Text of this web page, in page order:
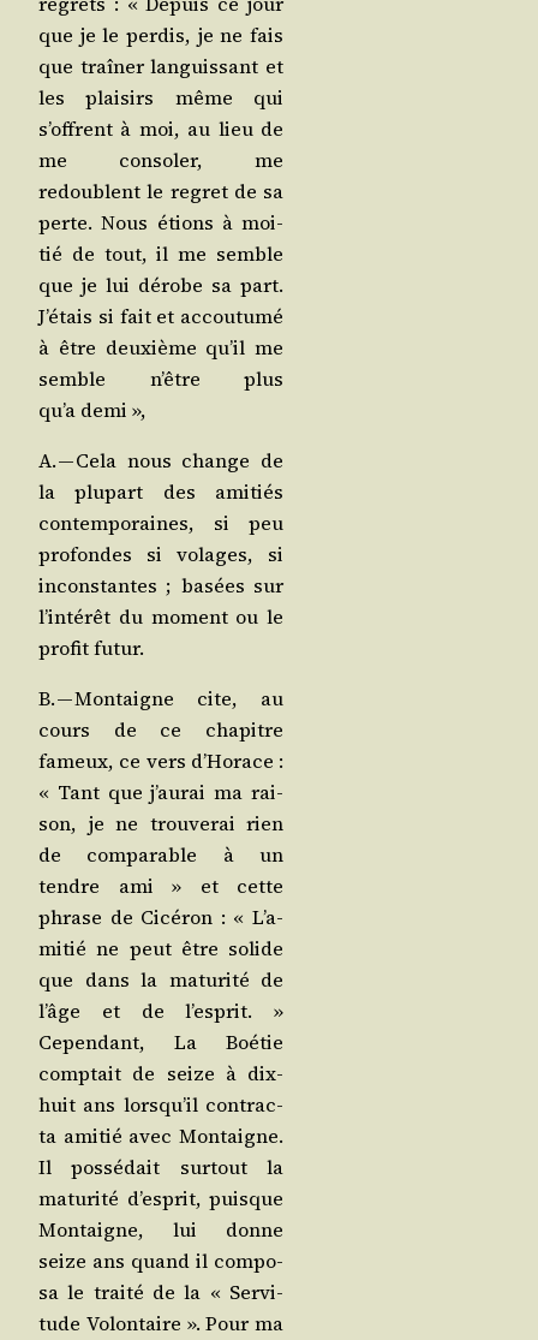
que je le per­dis, je ne fais
que traî­ner lan­guis­sant et
les plai­sirs même qui
s’offrent à moi, au lieu de
me conso­ler, me
redoublent le regret de sa
perte. Nous étions à moi­
tié de tout, il me semble
que je lui dérobe sa part.
J’é­tais si fait et accou­tu­mé
à être deuxième qu’il me
semble n’être plus
qu’a demi »,
A. — Cela nous change de
la plu­part des ami­tiés
contem­po­raines, si peu
pro­fondes si volages, si
incons­tantes ; basées sur
l’in­té­rêt du moment ou le
pro­fit futur.
B. — Mon­taigne cite, au
cours de ce cha­pitre
fameux, ce vers d’Ho­race :
« Tant que j’au­rai ma rai­
son, je ne trou­ve­rai rien
de com­pa­rable à un
tendre ami » et cette
phrase de Cicé­ron : « L’a­
mi­tié ne peut être solide
que dans la matu­ri­té de
l’âge et de l’es­prit. »
Cepen­dant, La Boé­tie
comp­tait de seize à dix-
huit ans lors­qu’il contrac­
ta ami­tié avec Mon­taigne.
Il pos­sé­dait sur­tout la
matu­ri­té d’es­prit, puisque
Mon­taigne, lui donne
seize ans quand il com­po­
sa le trai­té de la « Ser­vi­
tude Volon­taire ». Pour ma